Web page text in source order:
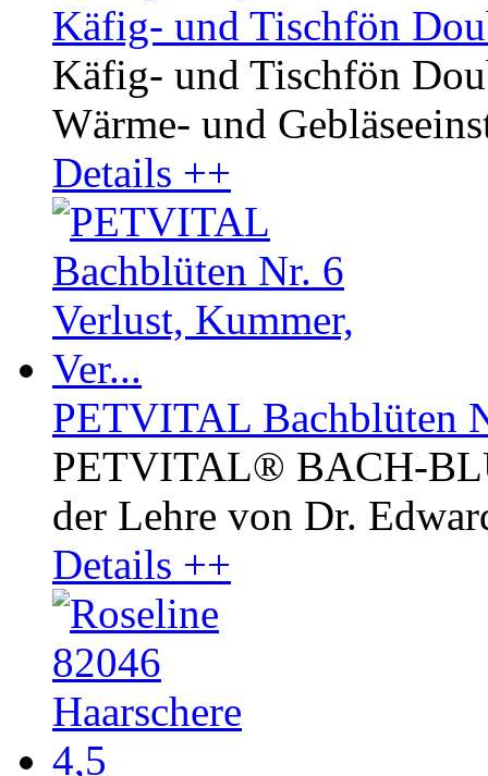
Käfig- und Tischfön
Käfig- und Tischfön
Wärme- und
Details ++
PETVITAL Bachblüten
PETVITAL® BACH-
der Lehre von Dr.
Details ++